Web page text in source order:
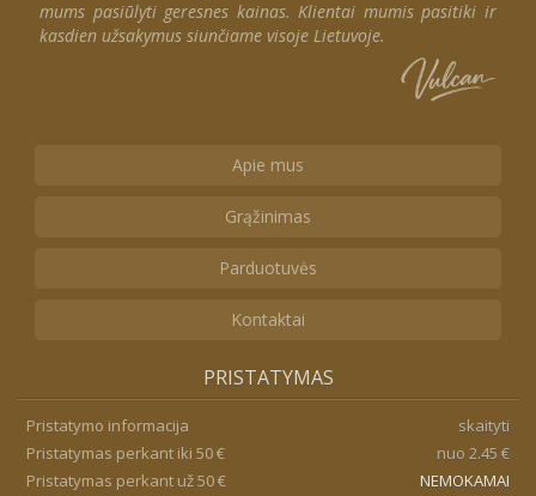
mums pasiūlyti geresnes kainas. Klientai mumis pasitiki ir
kasdien užsakymus siunčiame visoje Lietuvoje.
Apie mus
Grąžinimas
Parduotuvės
Kontaktai
PRISTATYMAS
Pristatymo informacija
skaityti
Pristatymas perkant iki 50 €
nuo 2.45 €
Pristatymas perkant už 50 €
NEMOKAMAI